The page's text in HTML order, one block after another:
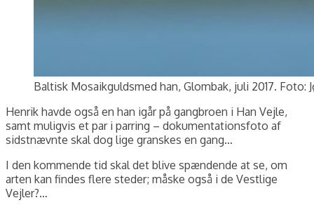
Baltisk Mosaikguldsmed han, Glombak, juli 2017. Foto:
Henrik havde også en han igår på gangbroen i Han Vejle,
samt muligvis et par i parring – dokumentationsfoto af
sidstnævnte skal dog lige granskes en gang…
I den kommende tid skal det blive spændende at se, om
arten kan findes flere steder; måske også i de Vestlige
Vejler?…